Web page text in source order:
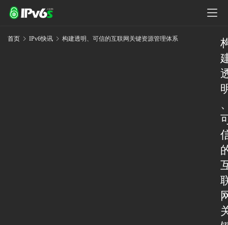
首页 IPv6快讯 构建透明、可信的互联网关键资源管理体系